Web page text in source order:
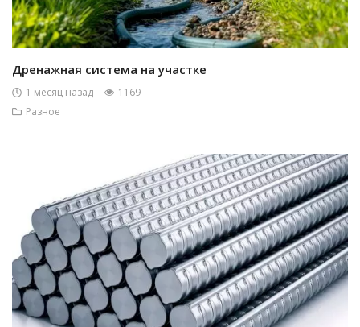
Дренажная система на участке
1 месяц назад
1169
Разное